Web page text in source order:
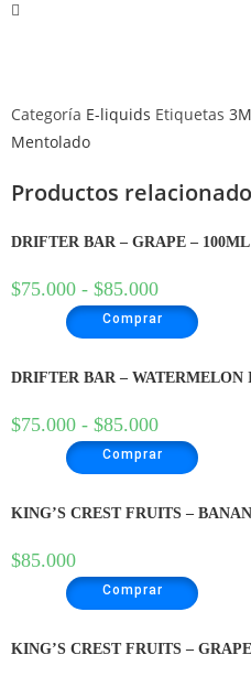
Categoría E-liquids Etiquetas
Mentolado
Productos
DRIFTER BAR – GRAPE –
$75.000 - $85.000
Comprar
DRIFTER BAR – WATERMELON
$75.000 - $85.000
Comprar
KING’S CREST FRUITS –
$85.000
Comprar
KING’S CREST FRUITS –